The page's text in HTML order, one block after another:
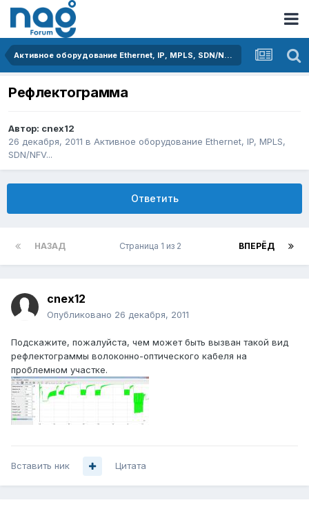
Активное оборудование Ethernet, IP, MPLS, SDN/NFV...
Рефлектограмма
Автор: cnex12
26 декабря, 2011 в Активное оборудование Ethernet, IP, MPLS,
SDN/NFV...
Ответить
НАЗАД ВПЕРЁД
Страница 1 из 2
cnex12
Опубликовано 26 декабря, 2011
Подскажите, пожалуйста, чем может быть вызван такой вид
рефлектограммы волоконно-оптического кабеля на
проблемном участке.
Вставить ник Цитата